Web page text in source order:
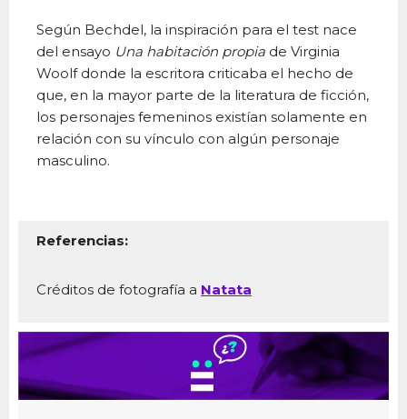
Según Bechdel, la inspiración para el test nace
del ensayo Una habitación propia de Virginia
Woolf donde la escritora criticaba el hecho de
que, en la mayor parte de la literatura de ficción,
los personajes femeninos existían solamente en
relación con su vínculo con algún personaje
masculino.
Referencias:
Créditos de fotografía a Natata